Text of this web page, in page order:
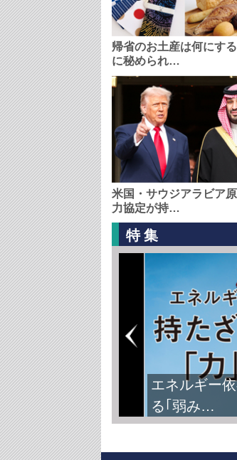
帰省のお土産は何にす
に秘められ…
米国・サウジアラビア
力協定が持…
特集
エネルギー
る｢弱み…